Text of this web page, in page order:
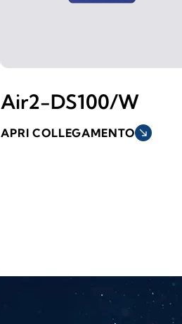
Air2-DS100/W
APRI COLLEGAMENTO south_east